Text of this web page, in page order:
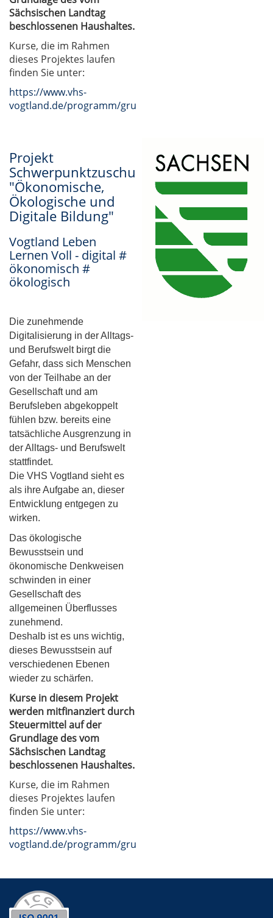
Sächsischen Landtag
beschlossenen Haushaltes.
Kurse, die im Rahmen
dieses Projektes laufen
finden Sie unter:
https://www.vhs-
vogtland.de/programm/grundbildung/#inhalt
Projekt
Schwerpunktzuschuss
"Ökonomische,
Ökologische und
Digitale Bildung"
Vogtland Leben
Lernen Voll - digital #
ökonomisch #
ökologisch
Die zunehmende
Digitalisierung in der Alltags-
und Berufswelt birgt die
Gefahr, dass sich Menschen
von der Teilhabe an der
Gesellschaft und am
Berufsleben abgekoppelt
fühlen bzw. bereits eine
tatsächliche Ausgrenzung in
der Alltags- und Berufswelt
stattfindet.
Die VHS Vogtland sieht es
als ihre Aufgabe an, dieser
Entwicklung entgegen zu
wirken.
Das ökologische
Bewusstsein und
ökonomische Denkweisen
schwinden in einer
Gesellschaft des
allgemeinen Überflusses
zunehmend.
Deshalb ist es uns wichtig,
dieses Bewusstsein auf
verschiedenen Ebenen
wieder zu schärfen.
Kurse in diesem Projekt
werden mitfinanziert durch
Steuermittel auf der
Grundlage des vom
Sächsischen Landtag
beschlossenen Haushaltes.
Kurse, die im Rahmen
dieses Projektes laufen
finden Sie unter:
https://www.vhs-
vogtland.de/programm/grundbildung/#inhalt